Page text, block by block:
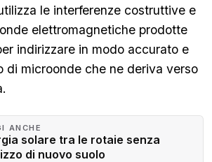
le interferenze costruttive e
elettromagnetiche prodotte
indirizzare in modo accurato e
di microonde che ne deriva verso
ANCHE
solare tra le rotaie senza
di nuovo suolo